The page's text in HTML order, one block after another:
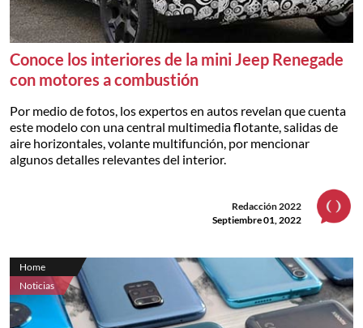
Conoce los interiores de la mini Jeep Renegade
con motores a combustión
Por medio de fotos, los expertos en autos revelan que cuenta
este modelo con una central multimedia flotante, salidas de
aire horizontales, volante multifunción, por mencionar
algunos detalles relevantes del interior.
Redacción 2022
Septiembre 01, 2022
Home
Noticias